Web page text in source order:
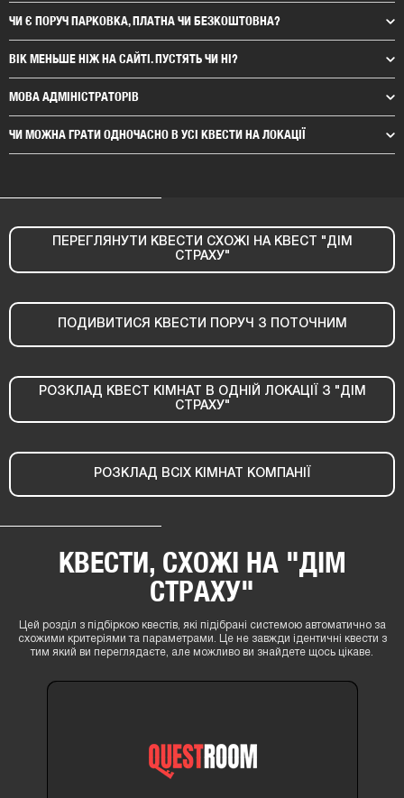
ЧИ Є ПОРУЧ ПАРКОВКА, ПЛАТНА ЧИ БЕЗКОШТОВНА?
ВІК МЕНЬШЕ НІЖ НА САЙТІ. ПУСТЯТЬ ЧИ НІ?
МОВА АДМІНІСТРАТОРІВ
ЧИ МОЖНА ГРАТИ ОДНОЧАСНО В УСІ КВЕСТИ НА ЛОКАЦІЇ
ПЕРЕГЛЯНУТИ КВЕСТИ СХОЖІ НА КВЕСТ "ДІМ
СТРАХУ"
ПОДИВИТИСЯ КВЕСТИ ПОРУЧ З ПОТОЧНИМ
РОЗКЛАД КВЕСТ КІМНАТ В ОДНІЙ ЛОКАЦІЇ З "ДІМ
СТРАХУ"
РОЗКЛАД ВСІХ КІМНАТ КОМПАНІЇ
КВЕСТИ, СХОЖІ НА "ДІМ
СТРАХУ"
Цей розділ з підбіркою квестів, які підібрані системою автоматично за
схожими критеріями та параметрами. Це не завжди ідентичні квести з
тим який ви переглядаєте, але можливо ви знайдете щось цікаве.
Львів
вул.